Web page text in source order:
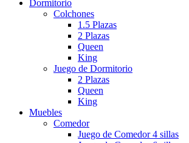
Dormitorio
Colchones
1.5 Plazas
2 Plazas
Queen
King
Juego de Dormitorio
2 Plazas
Queen
King
Muebles
Comedor
Juego de Comedor 4 sillas